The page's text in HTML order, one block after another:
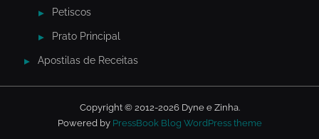
Petiscos
Prato Principal
Apostilas de Receitas
Copyright © 2012-2026 Dyne e Zinha.
Powered by PressBook Blog WordPress theme